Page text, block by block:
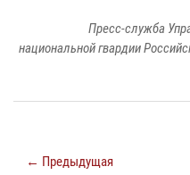
Пресс-служба
национальной гвардии
← Предыдущая